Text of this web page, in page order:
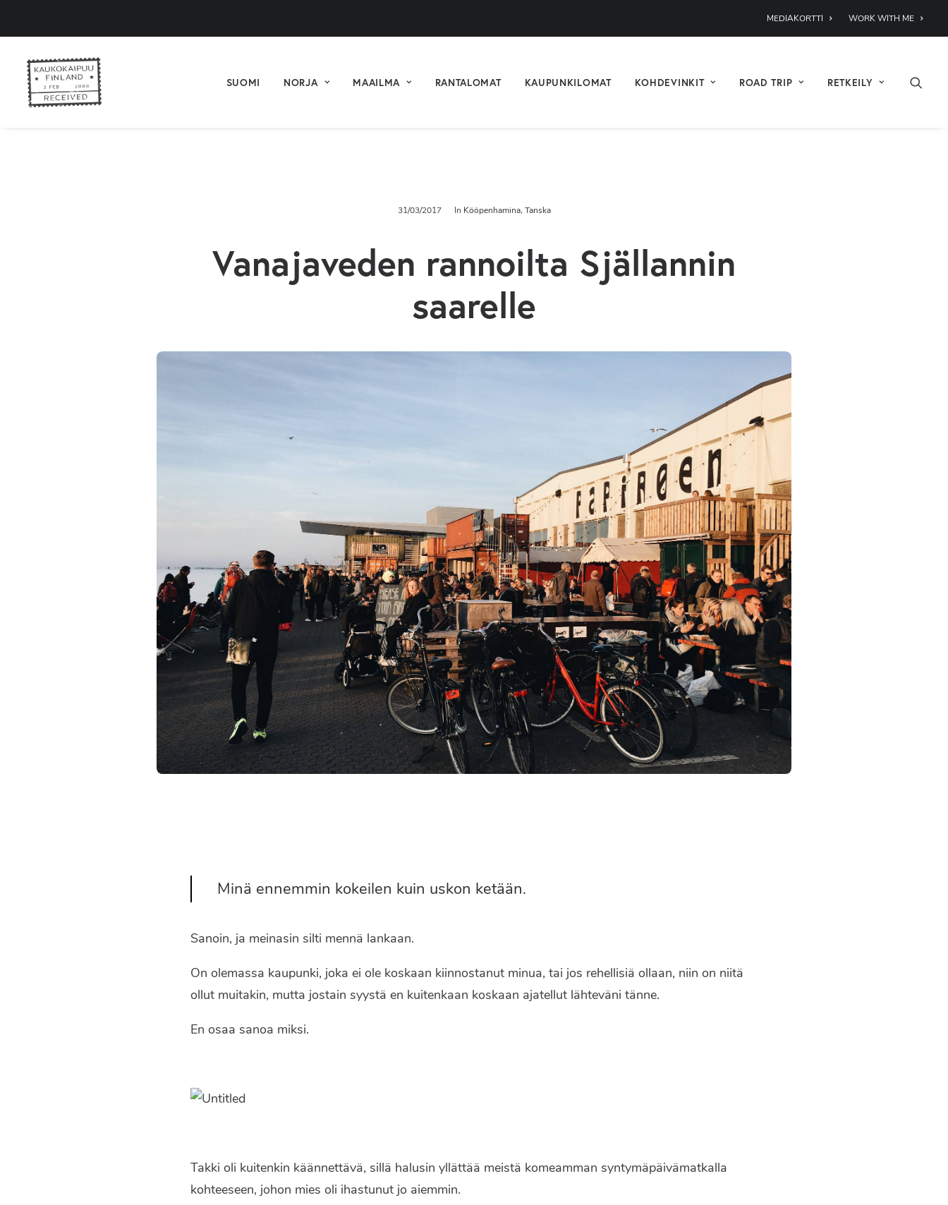
MEDIAKORTTI WORK WITH ME
SUOMI NORJA MAAILMA RANTALOMAT KAUPUNKILOMAT KOHDEVINKIT ROAD TRIP RETKEILY
31/03/2017 In Kööpenhamina, Tanska
Vanajaveden rannoilta Själlannin
saarelle
Minä ennemmin kokeilen kuin uskon ketään.
Sanoin, ja meinasin silti mennä lankaan.
On olemassa kaupunki, joka ei ole koskaan kiinnostanut minua, tai jos rehellisiä ollaan, niin on niitä
ollut muitakin, mutta jostain syystä en kuitenkaan koskaan ajatellut lähteväni tänne.
En osaa sanoa miksi.
Takki oli kuitenkin käännettävä, sillä halusin yllättää meistä komeamman syntymäpäivämatkalla
kohteeseen, johon mies oli ihastunut jo aiemmin.